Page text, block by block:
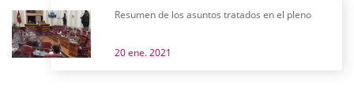
Resumen de los asuntos tratados en el pleno
20 ene. 2021